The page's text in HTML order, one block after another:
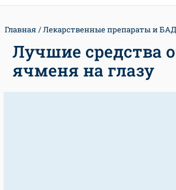
Главная Лекарственные препараты и
Лучшие средства
ячменя на глазу